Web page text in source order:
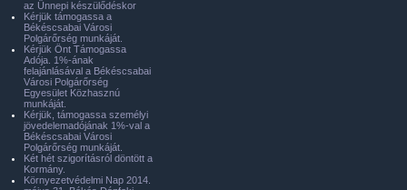
az Ünnepi készülődéskor
Kérjük támogassa a
Békéscsabai Városi
Polgárőrség munkáját.
Kérjük Önt Támogassa
Adója. 1%-ának
felajánlásával a Békéscsabai
Városi Polgárőrség
Egyesület Közhasznú
munkáját.
Kérjük, támogassa személyi
jövedelemadójának 1%-val a
Békéscsabai Városi
Polgárőrség munkáját.
Két hét szigorításról döntött a
Kormány.
Környezetvédelmi Nap 2014.